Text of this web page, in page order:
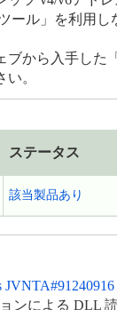
ール」を利用し
ブから入手し
。
ステータス
該当製品あり
JVNTA#91240916
ンによる DLL